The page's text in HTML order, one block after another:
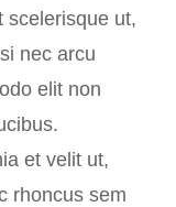
scelerisque ut,
nec arcu
elit non
et velit ut,
rhoncus sem